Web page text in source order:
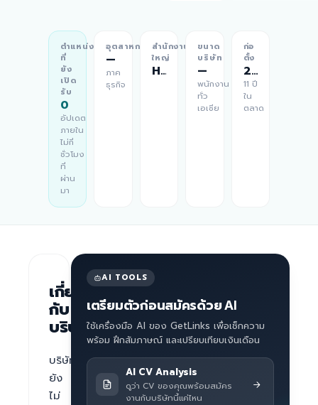
ตำแหน่ง
ที่
ยัง
เปิด
รับ
0
อัปเดต
ภายใน
ไม่กี่
ชั่วโมง
ที่
ผ่าน
มา
อุตสาหกรรม
—
ภาค
ธุรกิจ
สำนักงาน
ใหญ่
Hanoi, Vietnam
ขนาด
บริษัท
—
พนักงาน
ทั่ว
เอเชีย
ก่อ
ตั้ง
2015
11 ปี
ใน
ตลาด
เกี่ยว
กับ
บริษัท
บริษัท
ยัง
ไม่
AI TOOLS
เตรียมตัวก่อนสมัครด้วย AI
ใช้เครื่องมือ AI ของ GetLinks เพื่อเช็กความ
พร้อม ฝึกสัมภาษณ์ และเปรียบเทียบเงินเดือน
AI CV Analysis
ดูว่า CV ของคุณพร้อมสมัคร
งานกับบริษัทนี้แค่ไหน